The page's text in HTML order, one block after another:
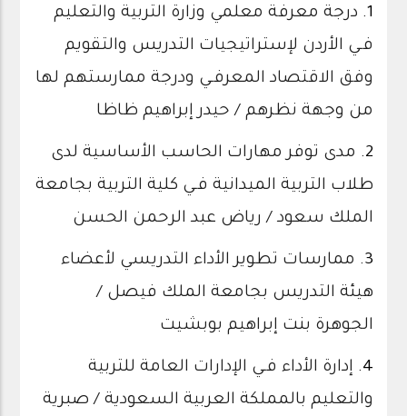
1. درجة معرفة معلمي وزارة التربية والتعليم
فـي الأردن لإستراتيجيات التدريس والتقويم
وفق الاقتصاد المعرفـي ودرجة ممارستهم لها
من وجهة نظرهم / حيدر إبراهيم ظاظا
2.
مدى توفر مهارات الحاسب الأساسية لدى
طلاب التربية الميدانية فـي كلية التربية بجامعة
الملك سعود / رياض عبد الرحمن الحسن
3.
ممارسات تطوير الأداء التدريسي لأعضاء
هيئة التدريس بجامعة الملك فيصل /
الجوهرة بنت إبراهيم بوبشيت
4. إدارة الأداء فـي الإدارات العامة للتربية
والتعليم بالمملكة العربية السعودية / صبرية